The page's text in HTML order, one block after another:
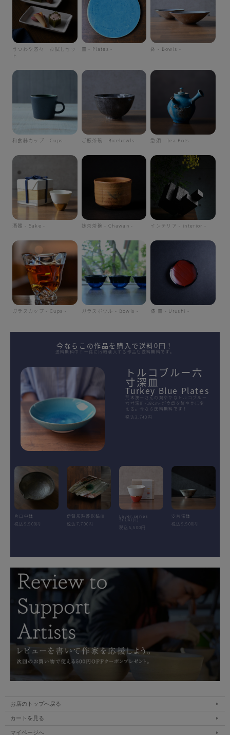
うつわや悠々 お試しセッ
ト
皿 - Plates - 鉢 - Bowls -
和食器カップ - Cups - ご飯茶碗 - Ricebowls - 急須 - Tea Pots -
酒器 - Sake - 抹茶茶碗 - Chawan - インテリア - interior -
ガラスカップ - Cups - ガラスボウル - Bowls - 漆 皿 - Urushi -
今ならこの作品を購入で送料0円！
送料無料中！一緒に同時購入する作品も送料無料です。
トルコブルー六
寸深皿
Turkey Blue Plates
荒木漢一さんの爽やかなトルコブルー
六寸深皿-18cm-が食卓を鮮やかに変
える。今なら送料無料です！
税込3,740円
片口中鉢
税込5,500円
伊賀灰釉菱形鎬皿
税込7,700円
Layer.series
SYUKI(L)
税込5,500円
安南深鉢
税込5,500円
お店のトップへ戻る
カートを見る
マイページへ